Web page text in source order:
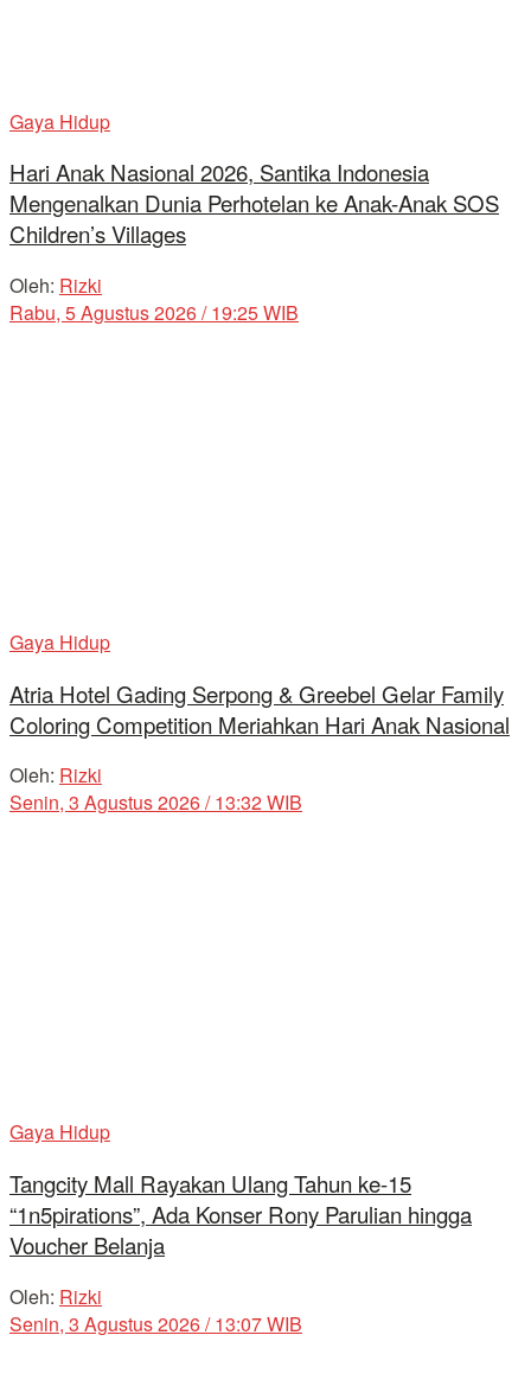
Gaya Hidup
Hari Anak Nasional 2026, Santika Indonesia
Mengenalkan Dunia Perhotelan ke Anak-Anak SOS
Children’s Villages
Oleh: Rizki
Rabu, 5 Agustus 2026 / 19:25 WIB
Gaya Hidup
Atria Hotel Gading Serpong & Greebel Gelar Family
Coloring Competition Meriahkan Hari Anak Nasional
Oleh: Rizki
Senin, 3 Agustus 2026 / 13:32 WIB
Gaya Hidup
Tangcity Mall Rayakan Ulang Tahun ke-15
“1n5pirations”, Ada Konser Rony Parulian hingga
Voucher Belanja
Oleh: Rizki
Senin, 3 Agustus 2026 / 13:07 WIB